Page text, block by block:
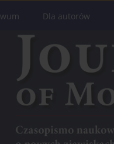
Dla autorów